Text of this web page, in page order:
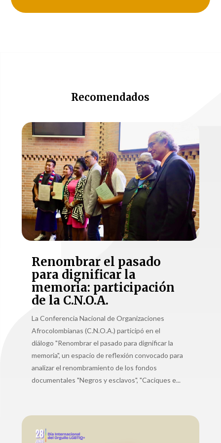
Recomendados
Renombrar el pasado
para dignificar la
memoria: participación
de la C.N.O.A.
La Conferencia Nacional de Organizaciones
Afrocolombianas (C.N.O.A.) participó en el
diálogo "Renombrar el pasado para dignificar la
memoria", un espacio de reflexión convocado para
analizar el renombramiento de los fondos
documentales "Negros y esclavos", "Caciques e...